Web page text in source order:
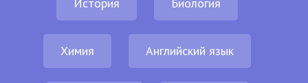
Химия Английский язык